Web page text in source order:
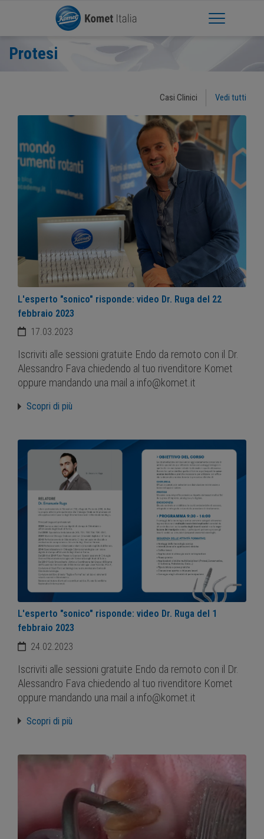
Apri Menu
Protesi
Casi Clinici Vedi tutti
L'esperto "sonico" risponde: video Dr. Ruga del 22
febbraio 2023
17.03.2023
Iscriviti alle sessioni gratuite Endo da remoto con il Dr.
Alessandro Fava chiedendo al tuo rivenditore Komet
oppure mandando una mail a info@komet.it
Scopri di più
L'esperto "sonico" risponde: video Dr. Ruga del 1
febbraio 2023
24.02.2023
Iscriviti alle sessioni gratuite Endo da remoto con il Dr.
Alessandro Fava chiedendo al tuo rivenditore Komet
oppure mandando una mail a info@komet.it
Scopri di più